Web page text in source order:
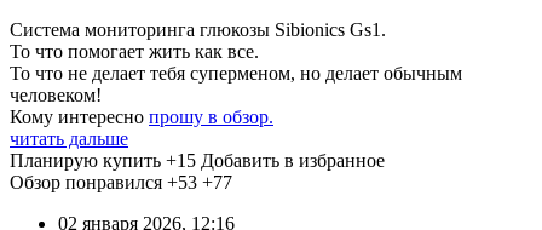
Система мониторинга глюкозы Sibionics Gs1.
То что помогает жить как все.
То что не делает тебя суперменом, но делает обычным
человеком!
Кому интересно прошу в обзор.
читать дальше
Планирую купить +15 Добавить в избранное
Обзор понравился +53 +77
02 января 2026, 12:16